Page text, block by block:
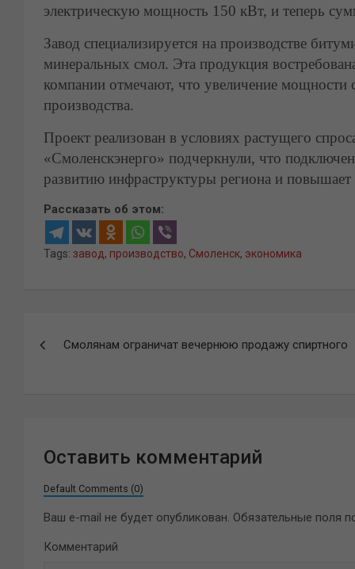
электрическую мощность 150 кВт, и теперь
Завод специализируется на производстве
минеральных смол. Эта продукция
компании отмечают, что увеличение мощности
производства.
Проект реализован в условиях растущего
«Смоленскэнерго» подчеркнули, что
развитию инфраструктуры региона и повышает
Рассказать об этом:
Tags: завод, производство, Смоленск, экономика
Смолянам ограничат вечернюю продажу спиртного
Оставить комментарий
Default Comments (0)
Ваш e-mail не будет опубликован. Обязательные поля
Комментарий